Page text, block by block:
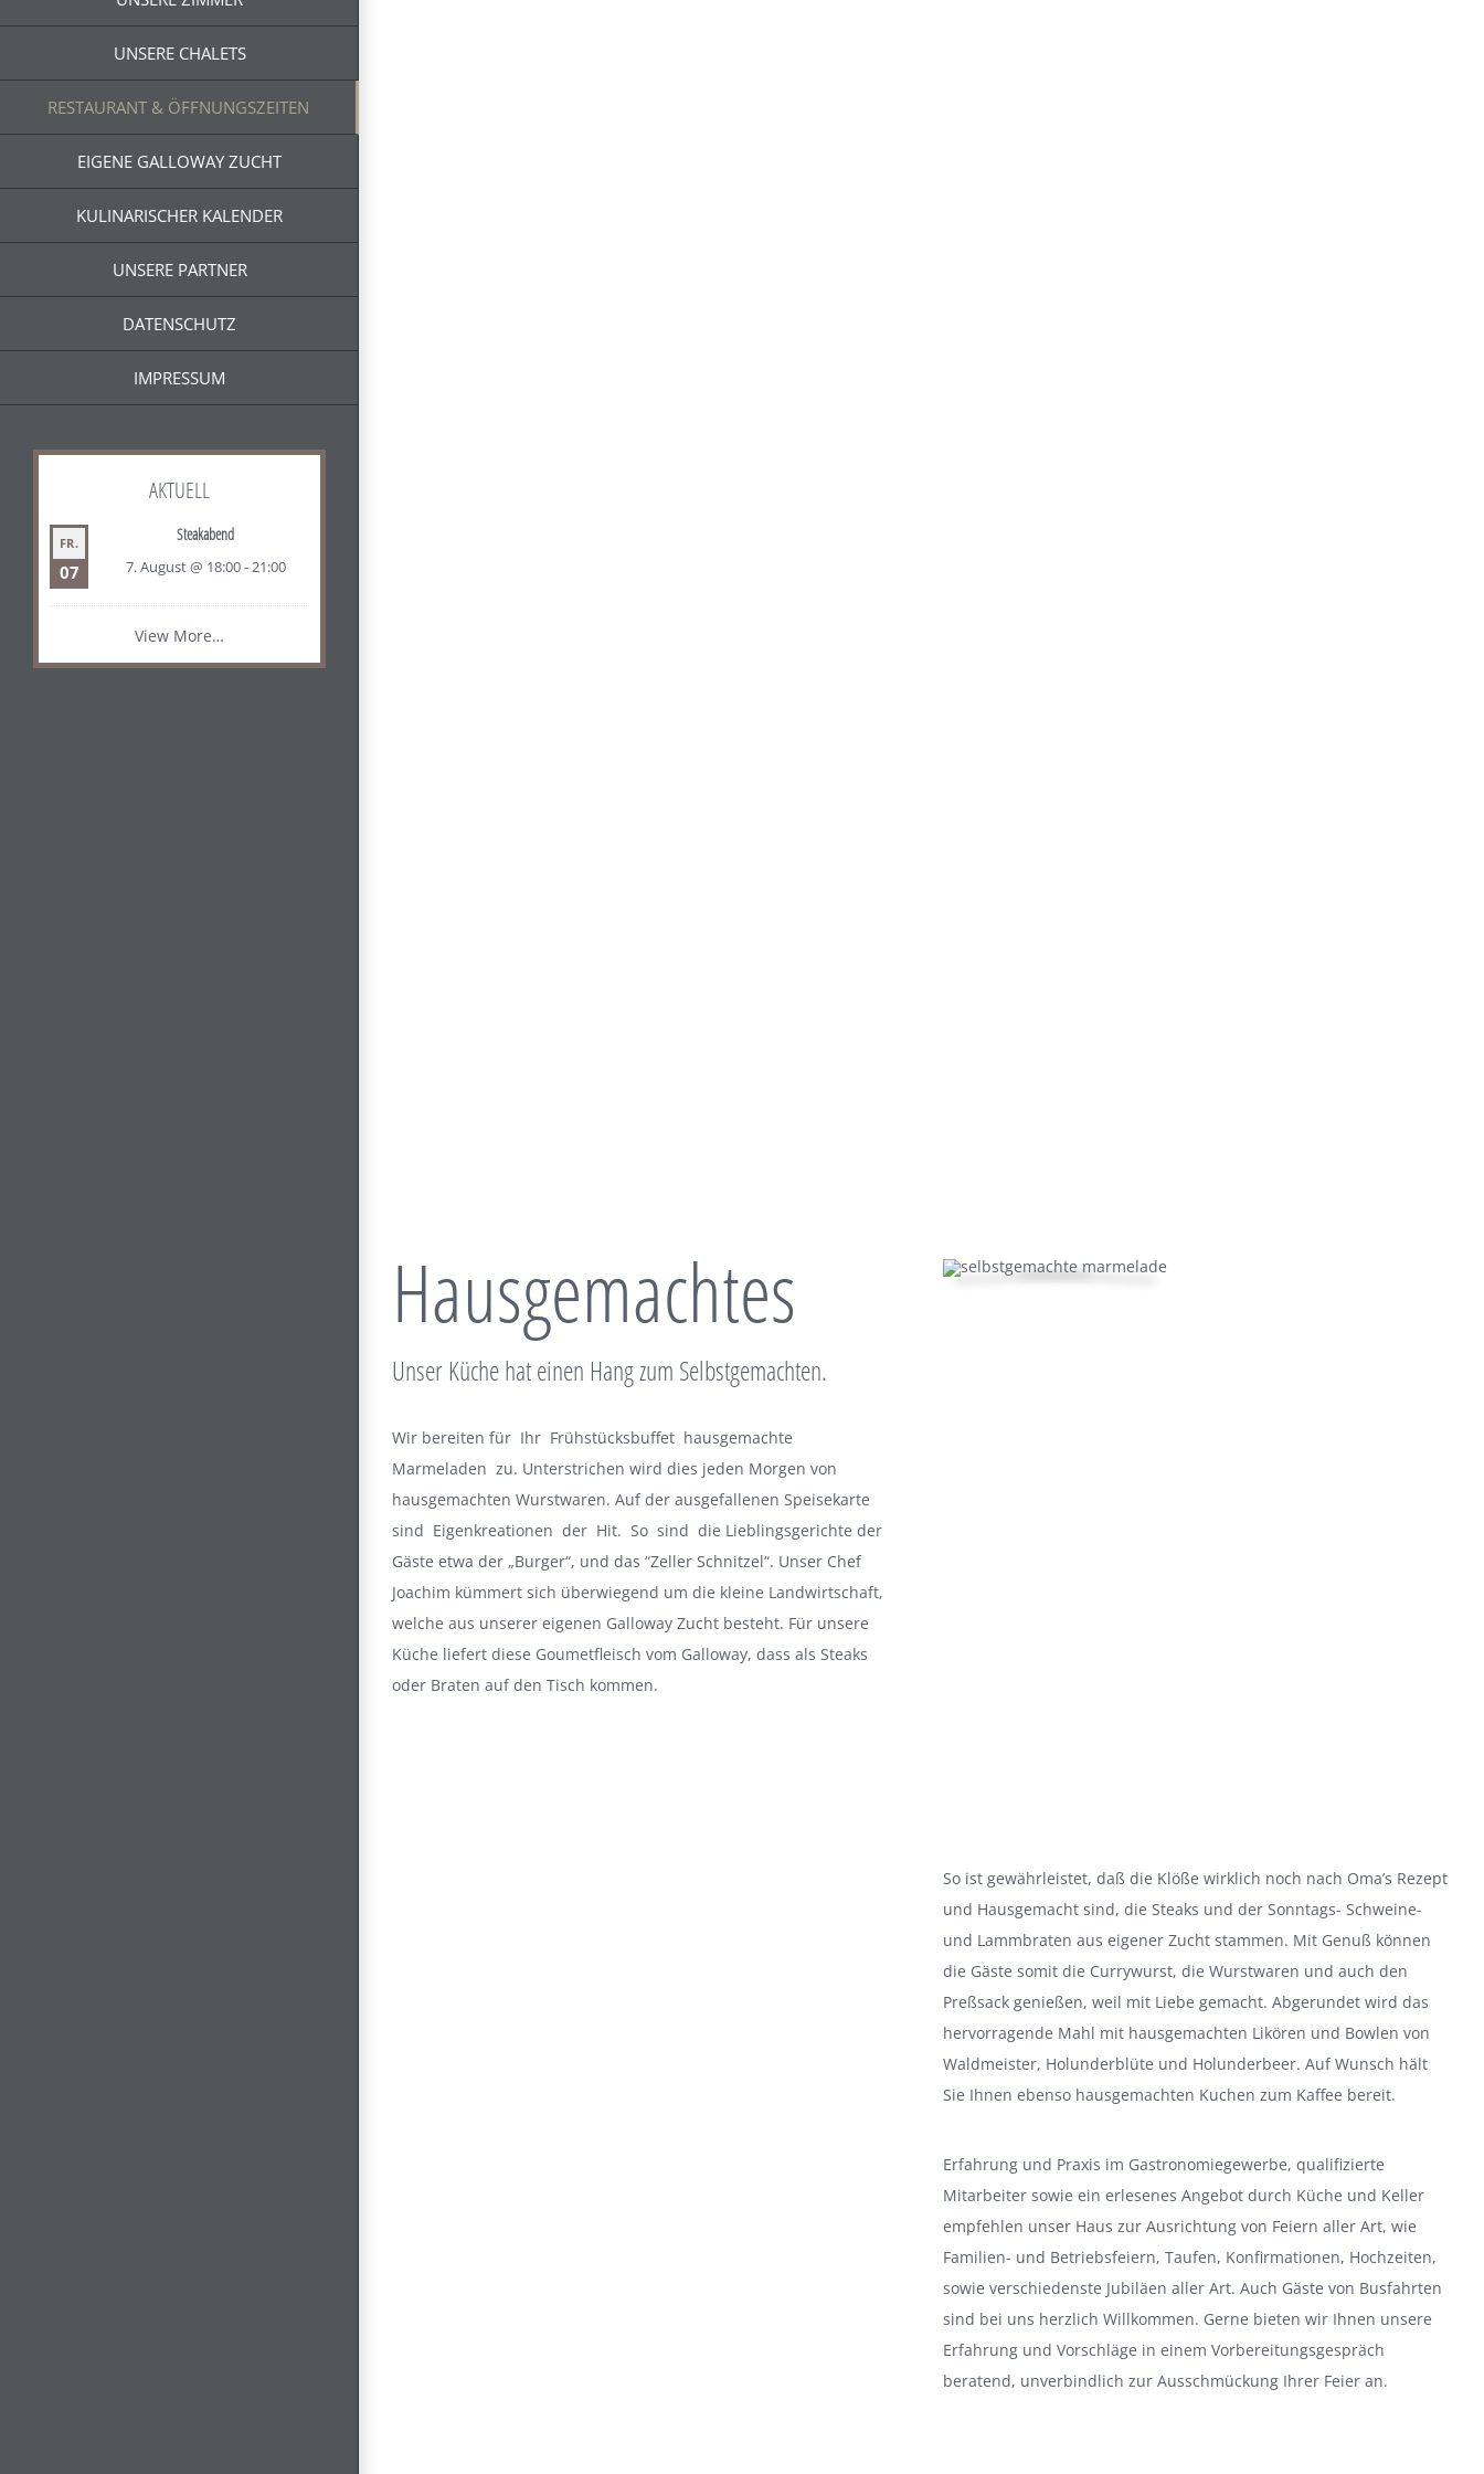
UNSERE CHALETS
RESTAURANT & ÖFFNUNGSZEITEN
EIGENE GALLOWAY ZUCHT
KULINARISCHER KALENDER
UNSERE PARTNER
DATENSCHUTZ
IMPRESSUM
AKTUELL
FR.
07
Steakabend
7. August @ 18:00-21:00
View More…
Hausgemachtes
Unser Küche hat einen Hang zum Selbstgemachten.
Wir bereiten für Ihr Frühstücksbuffet hausgemachte
Marmeladen zu. Unterstrichen wird dies jeden Morgen von
hausgemachten Wurstwaren. Auf der ausgefallenen Speisekarte
sind Eigenkreationen der Hit. So sind die Lieblingsgerichte der
Gäste etwa der „Burger“, und das “Zeller Schnitzel“. Unser Chef
Joachim kümmert sich überwiegend um die kleine Landwirtschaft,
welche aus unserer eigenen Galloway Zucht besteht. Für unsere
Küche liefert diese Goumetfleisch vom Galloway, dass als Steaks
oder Braten auf den Tisch kommen.
So ist gewährleistet, daß die Klöße wirklich noch nach Oma’s Rezept
und Hausgemacht sind, die Steaks und der Sonntags- Schweine-
und Lammbraten aus eigener Zucht stammen. Mit Genuß können
die Gäste somit die Currywurst, die Wurstwaren und auch den
Preßsack genießen, weil mit Liebe gemacht. Abgerundet wird das
hervorragende Mahl mit hausgemachten Likören und Bowlen von
Waldmeister, Holunderblüte und Holunderbeer. Auf Wunsch hält
Sie Ihnen ebenso hausgemachten Kuchen zum Kaffee bereit.
Erfahrung und Praxis im Gastronomiegewerbe, qualifizierte
Mitarbeiter sowie ein erlesenes Angebot durch Küche und Keller
empfehlen unser Haus zur Ausrichtung von Feiern aller Art, wie
Familien- und Betriebsfeiern, Taufen, Konfirmationen, Hochzeiten,
sowie verschiedenste Jubiläen aller Art. Auch Gäste von Busfahrten
sind bei uns herzlich Willkommen. Gerne bieten wir Ihnen unsere
Erfahrung und Vorschläge in einem Vorbereitungsgespräch
beratend, unverbindlich zur Ausschmückung Ihrer Feier an.